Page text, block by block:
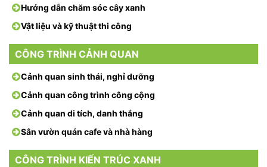
Hướng dẫn chăm sóc cây xanh
Vật liệu và kỹ thuật thi công
CÔNG TRÌNH CẢNH QUAN
Cảnh quan sinh thái, nghỉ dưỡng
Cảnh quan công trình công cộng
Cảnh quan di tích, danh thắng
Sân vườn quán cafe và nhà hàng
CÔNG TRÌNH KIẾN TRÚC XANH